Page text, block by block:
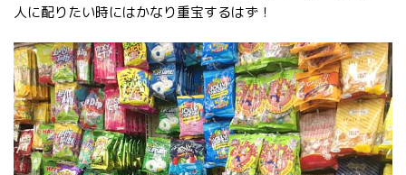
人に配りたい時にはかなり重宝するはず！